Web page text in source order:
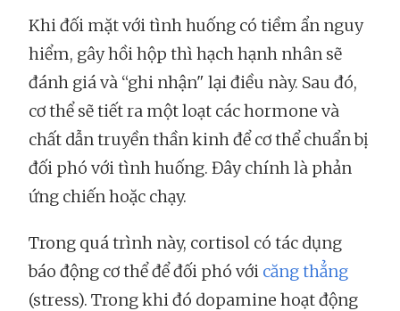
Khi đối mặt với tình huống có tiềm ẩn nguy
hiểm, gây hồi hộp thì hạch hạnh nhân sẽ
đánh giá và “ghi nhận" lại điều này. Sau đó,
cơ thể sẽ tiết ra một loạt các hormone và
chất dẫn truyền thần kinh để cơ thể chuẩn bị
đối phó với tình huống. Đây chính là phản
ứng chiến hoặc chạy.
Trong quá trình này, cortisol có tác dụng
báo động cơ thể để đối phó với căng thẳng
(stress). Trong khi đó dopamine hoạt động